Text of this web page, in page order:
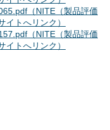
（NITE（製品評価
トへリンク）
（NITE（製品評価
トへリンク）